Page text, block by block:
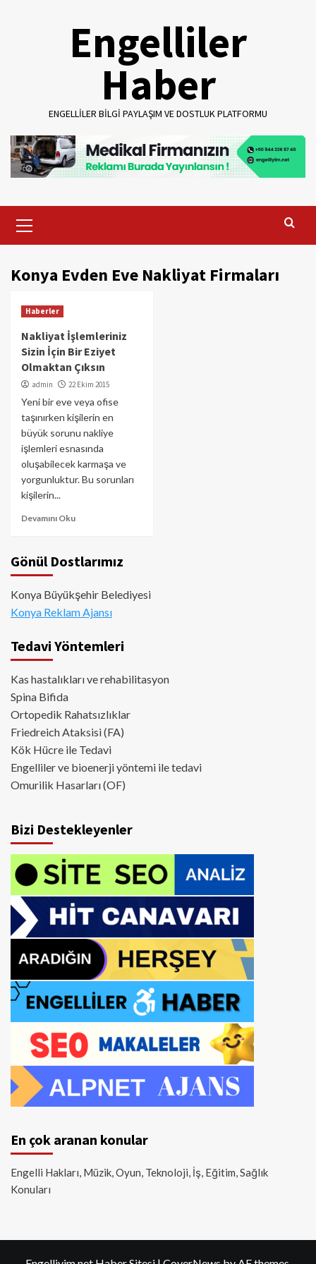
Engelliler
Haber
ENGELLILER BILGI PAYLAŞIM VE DOSTLUK PLATFORMU
Menu
Konya Evden Eve Nakliyat Firmaları
Haberler
Nakliyat İşlemleriniz
Sizin İçin Bir Eziyet
Olmaktan Çıksın
admin 22 Ekim 2015
Yeni bir eve veya ofise
taşınırken kişilerin en
büyük sorunu nakliye
işlemleri esnasında
oluşabilecek karmaşa ve
yorgunluktur. Bu sorunları
kişilerin...
Devamını Oku
Gönül Dostlarımız
Konya Büyükşehir Belediyesi
Konya Reklam Ajansı
Tedavi Yöntemleri
Kas hastalıkları ve rehabilitasyon
Spina Bifida
Ortopedik Rahatsızlıklar
Friedreich Ataksisi (FA)
Kök Hücre ile Tedavi
Engelliler ve bioenerji yöntemi ile tedavi
Omurilik Hasarları (OF)
Bizi Destekleyenler
En çok aranan konular
Engelli Hakları, Müzik, Oyun, Teknoloji, İş, Eğitim, Sağlık
Konuları